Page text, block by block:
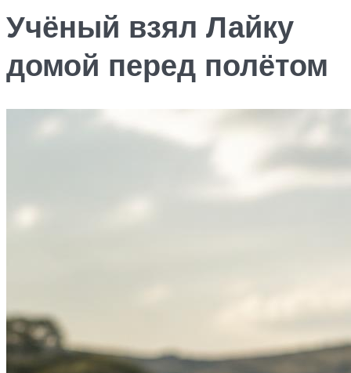
Учёный взял Лайку
домой перед полётом